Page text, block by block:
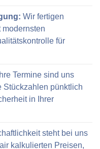
Wir fertigen
für
Termine sind uns
Stückzahlen pünktlich
in Ihrer
steht bei uns
kalkulierten Preisen,